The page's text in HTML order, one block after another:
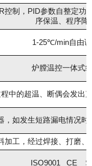
控制，PID参数自整定功
序保温、程序降
1-25℃/min自由
炉膛温控一体式
中的超温、断偶会发出
，如发生短路漏电情况
加工，经过焊接、打磨
ISO9001 CE